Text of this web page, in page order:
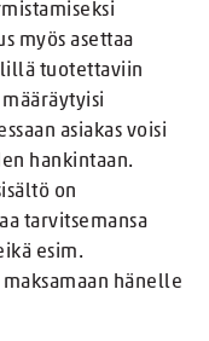
myös asettaa
tuotettaviin
asiakas voisi
hankintaan.
on
tarvitsemansa
esim.
hänelle